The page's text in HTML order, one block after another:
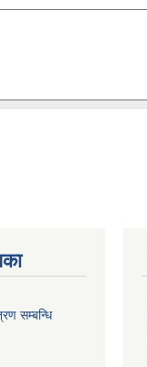
सम्बन्धि